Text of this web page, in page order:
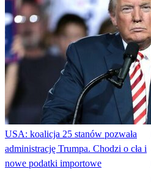
USA: koalicja 25 stanów pozwała
administrację Trumpa. Chodzi o cła i
nowe podatki importowe